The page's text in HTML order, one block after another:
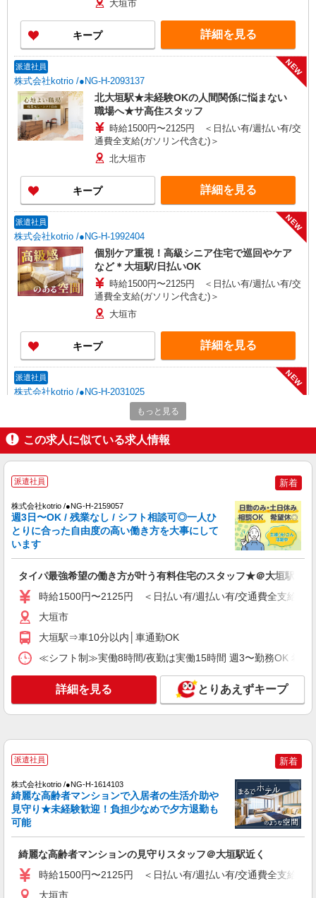
大垣市
キープ 詳細を見る
派遣社員
株式会社kotrio /●NG-H-2093137
NEW
北大垣駅★未経験OKの人間関係に悩まない
職場へ★サ高住スタッフ
時給1500円〜2125円 ＜日払い有/週払い有/交
通費全支給(ガソリン代含む)＞
北大垣市
キープ 詳細を見る
派遣社員
株式会社kotrio /●NG-H-1992404
NEW
個別ケア重視！高級シニア住宅で巡回やケア
など＊大垣駅/日払いOK
時給1500円〜2125円 ＜日払い有/週払い有/交
通費全支給(ガソリン代含む)＞
大垣市
キープ 詳細を見る
派遣社員
株式会社kotrio /●NG-H-2031025
NEW
大垣駅＊年齢不問◎未経験から安定した業界
へ＊サ高住
時給1500円〜2125円 ＜日払い有/週払い有/交
通費全支給(ガソリン代含む)＞
キープ 詳細を見る
派遣社員
株式会社kotrio /●NG-H-2029828
NEW
叶う高時給の有料住宅
時給1500円〜2125円 ＜日払い有/週払い有/交
キープ 詳細を見る
株式会社kotrio /●NG-H-2030058
NEW
大垣市
キープ 詳細を見る
株式会社kotrio /●NG-H-2159211
NEW
大垣駅チカ★グループホームで夜勤専従★日
もっと見る
この求人に似ている求人情報
派遣社員 新着
株式会社kotrio /●NG-H-2159057
週3日〜OK / 残業なし / シフト相談可◎一人ひ
とりに合った自由度の高い働き方を大事にして
います
タイパ最強希望の働き方が叶う有料住宅のスタッフ★＠大垣駅
時給1500円〜2125円 ＜日払い有/週払い有/交通費全支給(ガ
大垣市
大垣駅⇒車10分以内│車通勤OK
≪シフト制≫実働8時間/夜勤は実働15時間 週3〜勤務OK 希
詳細を見る とりあえずキープ
派遣社員 新着
株式会社kotrio /●NG-H-1614103
綺麗な高齢者マンションで入居者の生活介助や
見守り★未経験歓迎！負担少なめで夕方退勤も
可能
綺麗な高齢者マンションの見守りスタッフ＠大垣駅近く
時給1500円〜2125円 ＜日払い有/週払い有/交通費全支給(ガ
大垣市